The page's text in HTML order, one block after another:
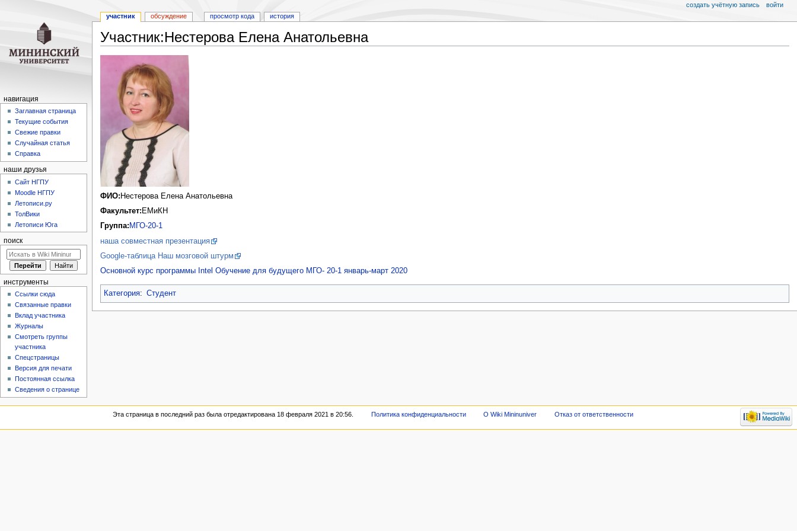
Участник:Нестерова Елена Анатольевна
навигации
поиску
ФИО: Нестерова Елена Анатольевна
Факультет: ЕМиКН
Группа: МГО-20-1
наша совместная презентация
Google-таблица Наш мозговой штурм
Основной курс программы Intel Обучение для будущего МГО- 20-1 январь-март 2020
Категория: Студент
участник обсуждение просмотр кода история
создать учётную запись войти
навигация
Заглавная страница
Текущие события
Свежие правки
Случайная статья
Справка
наши друзья
Cайт НГПУ
Moodle НГПУ
Летописи.ру
ТолВики
Летописи Юга
поиск
инструменты
Ссылки сюда
Связанные правки
Вклад участника
Журналы
Смотреть группы
участника
Спецстраницы
Версия для печати
Постоянная ссылка
Сведения о странице
Эта страница в последний раз была отредактирована 18 февраля 2021 в 20:56. Политика конфиденциальности О Wiki Mininuniver Отказ от ответственности